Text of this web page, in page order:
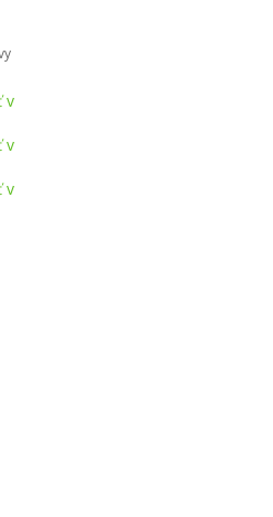
v
v
v